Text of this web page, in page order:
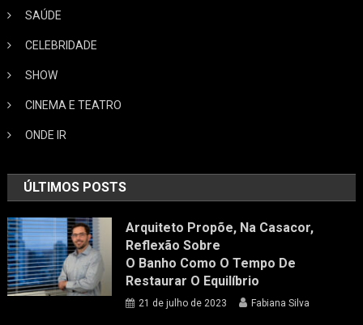
SAÚDE
CELEBRIDADE
SHOW
CINEMA E TEATRO
ONDE IR
ÚLTIMOS POSTS
Arquiteto Propõe, Na Casacor,
Reflexão Sobre
O Banho Como O Tempo De
Restaurar O Equilíbrio
21 de julho de 2023 Fabiana Silva